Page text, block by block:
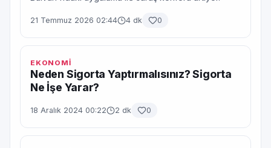
21 Temmuz 2026 02:44 4 dk 0
EKONOMİ
Neden Sigorta Yaptırmalısınız? Sigorta
Ne İşe Yarar?
18 Aralık 2024 00:22 2 dk 0